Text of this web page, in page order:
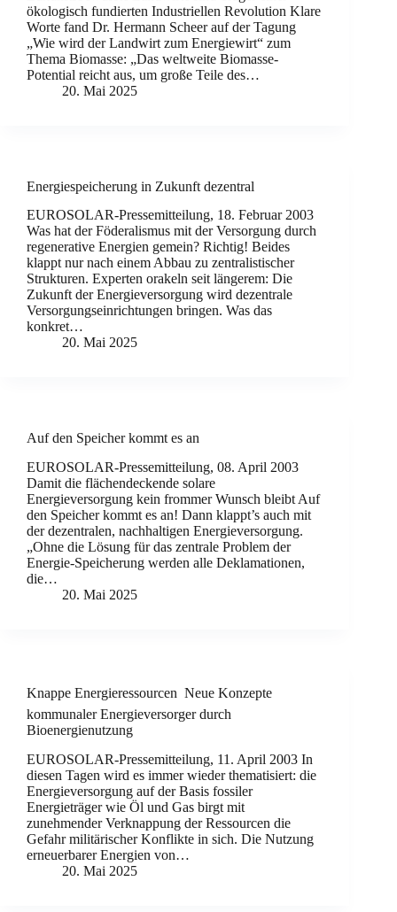
ökologisch fundierten Industriellen Revolution Klare
Worte fand Dr. Hermann Scheer auf der Tagung
„Wie wird der Landwirt zum Energiewirt“ zum
Thema Biomasse: „Das weltweite Biomasse-
Potential reicht aus, um große Teile des…
20. Mai 2025
Energiespeicherung in Zukunft dezentral
EUROSOLAR-Pressemitteilung, 18. Februar 2003
Was hat der Föderalismus mit der Versorgung durch
regenerative Energien gemein? Richtig! Beides
klappt nur nach einem Abbau zu zentralistischer
Strukturen. Experten orakeln seit längerem: Die
Zukunft der Energieversorgung wird dezentrale
Versorgungseinrichtungen bringen. Was das
konkret…
20. Mai 2025
Auf den Speicher kommt es an
EUROSOLAR-Pressemitteilung, 08. April 2003
Damit die flächendeckende solare
Energieversorgung kein frommer Wunsch bleibt Auf
den Speicher kommt es an! Dann klappt’s auch mit
der dezentralen, nachhaltigen Energieversorgung.
„Ohne die Lösung für das zentrale Problem der
Energie-Speicherung werden alle Deklamationen,
die…
20. Mai 2025
Knappe Energieressourcen  Neue Konzepte
kommunaler Energieversorger durch
Bioenergienutzung
EUROSOLAR-Pressemitteilung, 11. April 2003 In
diesen Tagen wird es immer wieder thematisiert: die
Energieversorgung auf der Basis fossiler
Energieträger wie Öl und Gas birgt mit
zunehmender Verknappung der Ressourcen die
Gefahr militärischer Konflikte in sich. Die Nutzung
erneuerbarer Energien von…
20. Mai 2025